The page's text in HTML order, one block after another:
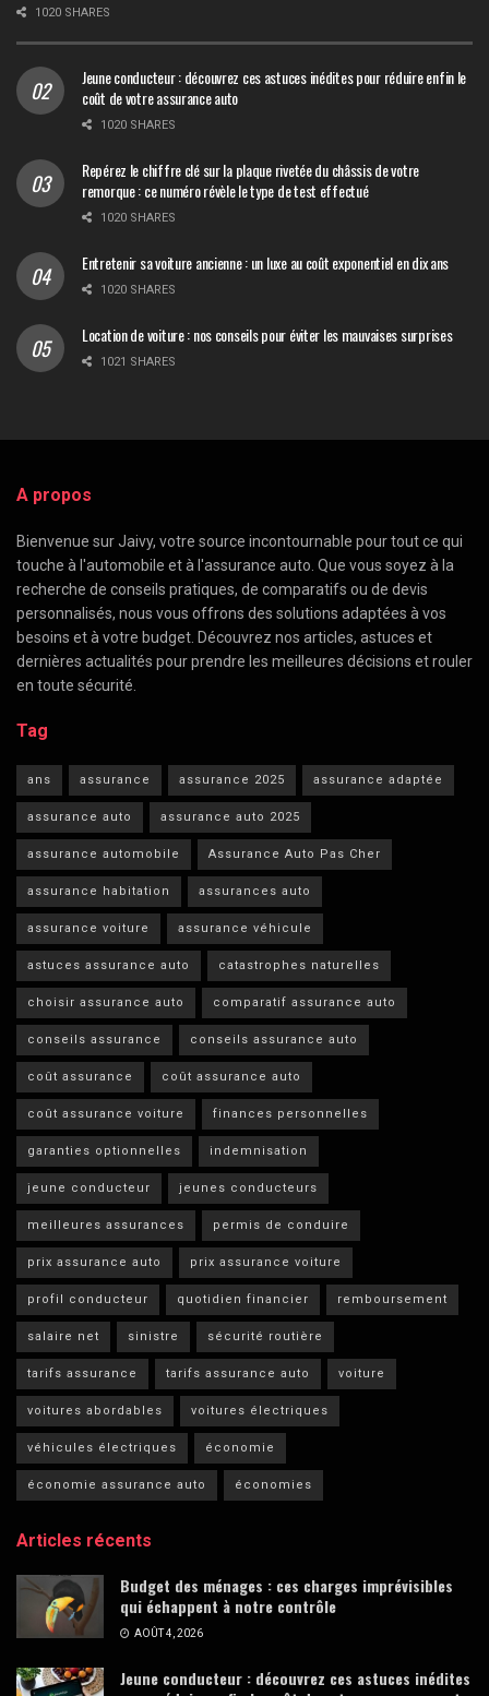
1020 SHARES
Jeune conducteur : découvrez ces astuces inédites pour réduire enfin le
coût de votre assurance auto
1020 SHARES
Repérez le chiffre clé sur la plaque rivetée du châssis de votre
remorque : ce numéro révèle le type de test effectué
1020 SHARES
Entretenir sa voiture ancienne : un luxe au coût exponentiel en dix ans
1020 SHARES
Location de voiture : nos conseils pour éviter les mauvaises surprises
1021 SHARES
A propos
Bienvenue sur Jaivy, votre source incontournable pour tout ce qui
touche à l'automobile et à l'assurance auto. Que vous soyez à la
recherche de conseils pratiques, de comparatifs ou de devis
personnalisés, nous vous offrons des solutions adaptées à vos
besoins et à votre budget. Découvrez nos articles, astuces et
dernières actualités pour prendre les meilleures décisions et rouler
en toute sécurité.
Tag
ans assurance assurance 2025 assurance adaptée
assurance auto assurance auto 2025
assurance automobile Assurance Auto Pas Cher
assurance habitation assurances auto
assurance voiture assurance véhicule
astuces assurance auto catastrophes naturelles
choisir assurance auto comparatif assurance auto
conseils assurance conseils assurance auto
coût assurance coût assurance auto
coût assurance voiture finances personnelles
garanties optionnelles indemnisation
jeune conducteur jeunes conducteurs
meilleures assurances permis de conduire
prix assurance auto prix assurance voiture
profil conducteur quotidien financier remboursement
salaire net sinistre sécurité routière
tarifs assurance tarifs assurance auto voiture
voitures abordables voitures électriques
véhicules électriques économie
économie assurance auto économies
Articles récents
Budget des ménages : ces charges imprévisibles
qui échappent à notre contrôle
AOÛT 4, 2026
Jeune conducteur : découvrez ces astuces inédites